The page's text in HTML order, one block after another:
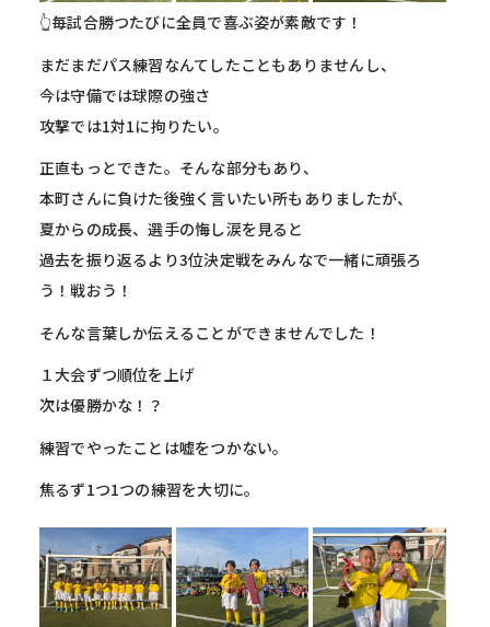
👆毎試合勝つたびに全員で喜ぶ姿が素敵です！
まだまだパス練習なんてしたこともありませんし、
今は守備では球際の強さ
攻撃では1対1に拘りたい。
正直もっとできた。そんな部分もあり、
本町さんに負けた後強く言いたい所もありましたが、
夏からの成長、選手の悔し涙を見ると
過去を振り返るより3位決定戦をみんなで一緒に頑張ろ
う！戦おう！
そんな言葉しか伝えることができませんでした！
１大会ずつ順位を上げ
次は優勝かな！？
練習でやったことは嘘をつかない。
焦るず1つ1つの練習を大切に。